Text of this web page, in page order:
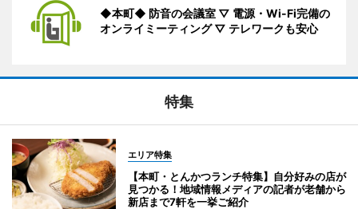
◆本町◆ 防音の会議室 ▽ 電源・Wi-Fi完備の
オンライミーティング ▽ テレワークも安心
特集
エリア特集
【本町・とんかつランチ特集】自分好みの店が
見つかる！地域情報メディアの記者が老舗から
新店まで7軒を一挙ご紹介